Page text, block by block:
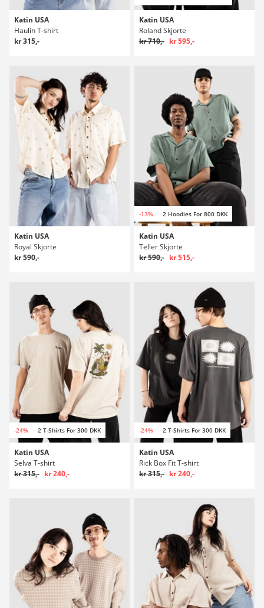
Katin USA
Haulin T-shirt
kr 315,-
Katin USA
Roland Skjorte
kr 710,- kr 595,-
Katin USA
Royal Skjorte
kr 590,-
-13% 2 Hoodies For 800 DKK
Katin USA
Teller Skjorte
kr 590,- kr 515,-
-24% 2 T-Shirts For 300 DKK
Katin USA
Selva T-shirt
kr 315,- kr 240,-
-24% 2 T-Shirts For 300 DKK
Katin USA
Rick Box Fit T-shirt
kr 315,- kr 240,-